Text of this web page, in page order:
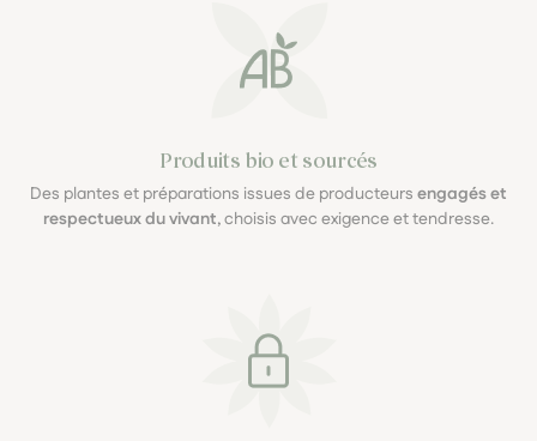
Produits bio et sourcés
Des plantes et préparations issues de producteurs engagés et
respectueux du vivant, choisis avec exigence et tendresse.